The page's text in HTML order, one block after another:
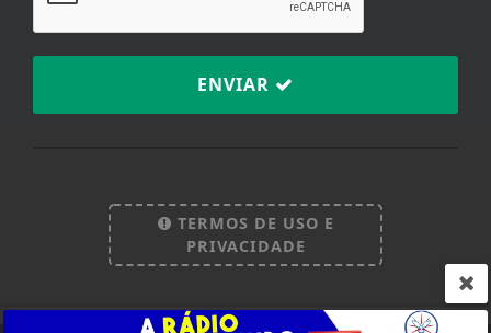
ENVIAR
TERMOS DE USO E
PRIVACIDADE
experiência de navegação. Ao continuar o acesso,
entendemos que você concorda com nossos Termos
de Uso e Privacidade.